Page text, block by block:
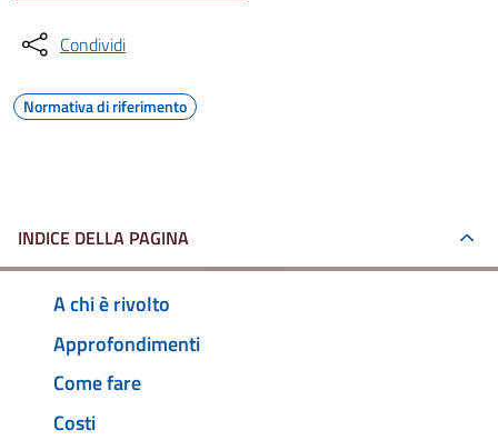
Condividi
Normativa di riferimento
INDICE DELLA PAGINA
A chi è rivolto
Approfondimenti
Come fare
Costi